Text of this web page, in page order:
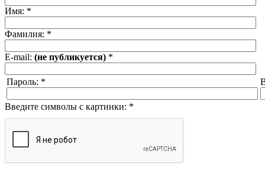
Имя: *
Фамилия: *
E-mail: (не публикуется) *
Пароль: *
Введите символы с картинки: *